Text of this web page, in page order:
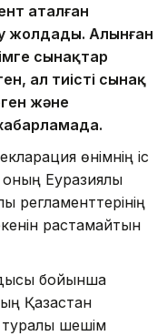
аталған
жолдады. Алынған
сынақтар
ал тиісті сынақ
және
өнімнің іс
Еуразиялық
регламенттерінің
растамайтын
бойынша
Қазақстан
шешім